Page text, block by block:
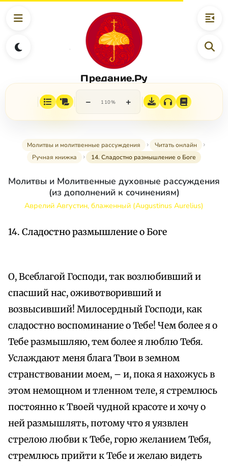
Предание.Ру
− 110% +
Молитвы и молитвенные рассуждения
Читать онлайн
Ручная книжка
14. Сладостно размышление о Боге
Молитвы и Молитвенные духовные рассуждения
(из дополнений к сочинениям)
Аврелий Августин, блаженный (Augustinus Aurelius)
14. Сладостно размышление о Боге
О, Всеблагой Господи, так возлюбивший и
спасший нас, оживотворивший и
возвысивший! Милосердный Господи, как
сладостно воспоминание о Тебе! Чем более я о
Тебе размышляю, тем более я люблю Тебя.
Услаждают меня блага Твои в земном
странствовании моем, – и, пока я нахожусь в
этом немощном и тленном теле, я стремлюсь
постоянно к Твоей чудной красоте и хочу о
ней размышлять, потому что я уязвлен
стрелою любви к Тебе, горю желанием Тебя,
стремлюсь прийти к Тебе и желаю видеть